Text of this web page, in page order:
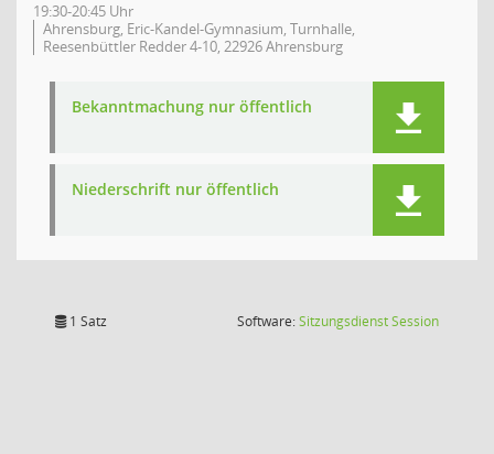
19:30-20:45 Uhr
Ahrensburg, Eric-Kandel-Gymnasium, Turnhalle,
Reesenbüttler Redder 4-10, 22926 Ahrensburg
Bekanntmachung nur öffentlich
Niederschrift nur öffentlich
1 Satz Software:SitzungsdienstSession(Wird in